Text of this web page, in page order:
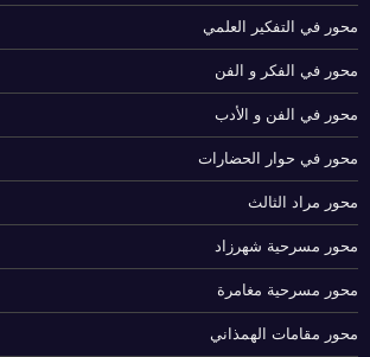
محور في التفكير العلمي
محور في الفكر و الفن
محور في الفن و الأدب
محور في حوار الحضارات
محور مراد الثالث
محور مسرحية شهرزاد
محور مسرحية مغامرة
محور مقامات الهمذاني